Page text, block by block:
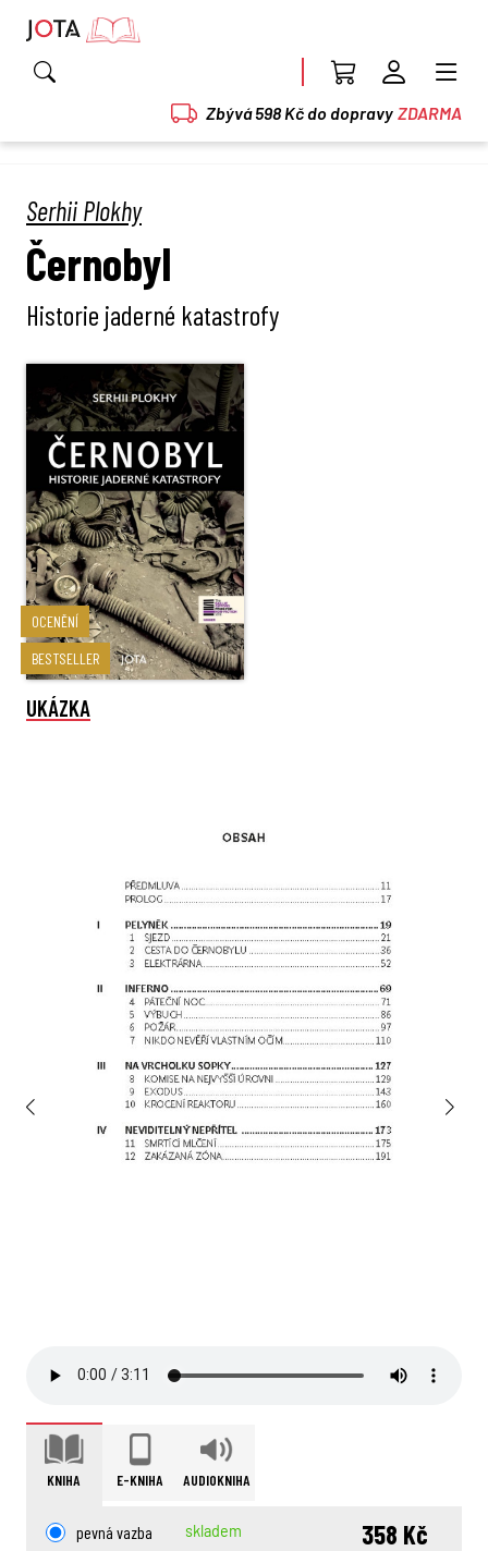
Zbývá 598 Kč do dopravy ZDARMA
OCENĚNÍ
BESTSELLER
Serhii Plokhy
Černobyl
Historie jaderné katastrofy
UKÁZKA
KNIHA E-KNIHA AUDIOKNIHA
pevná vazba skladem 358 Kč